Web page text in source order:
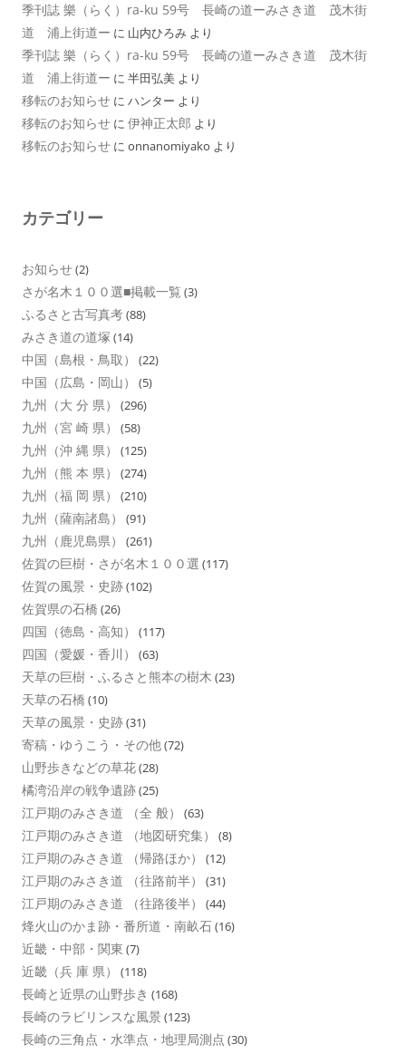
季刊誌 樂（らく）ra-ku 59号 長崎の道ーみさき道 茂木街
道 浦上街道ー に 山内ひろみ より
季刊誌 樂（らく）ra-ku 59号 長崎の道ーみさき道 茂木街
道 浦上街道ー に 半田弘美 より
移転のお知らせ に ハンター より
移転のお知らせ に 伊神正太郎 より
移転のお知らせ に onnanomiyako より
カテゴリー
お知らせ(2)
さが名木１００選■掲載一覧 (3)
ふるさと古写真考(88)
みさき道の道塚 (14)
中国（島根・鳥取） (22)
中国（広島・岡山） (5)
九州（大 分 県） (296)
九州（宮 崎 県） (58)
九州（沖 縄 県） (125)
九州（熊 本 県） (274)
九州（福 岡 県） (210)
九州（薩南諸島） (91)
九州（鹿児島県） (261)
佐賀の巨樹・さが名木１００選 (117)
佐賀の風景・史跡(102)
佐賀県の石橋 (26)
四国（徳島・高知） (117)
四国（愛媛・香川） (63)
天草の巨樹・ふるさと熊本の樹木 (23)
天草の石橋 (10)
天草の風景・史跡(31)
寄稿・ゆうこう・その他(72)
山野歩きなどの草花(28)
橘湾沿岸の戦争遺跡(25)
江戸期のみさき道 （全 般） (63)
江戸期のみさき道 （地図研究集） (8)
江戸期のみさき道 （帰路ほか） (12)
江戸期のみさき道 （往路前半） (31)
江戸期のみさき道 （往路後半） (44)
烽火山のかま跡・番所道・南畝石(16)
近畿・中部・関東 (7)
近畿（兵 庫 県） (118)
長崎と近県の山野歩き (168)
長崎のラビリンスな風景 (123)
長崎の三角点・水準点・地理局測点 (30)